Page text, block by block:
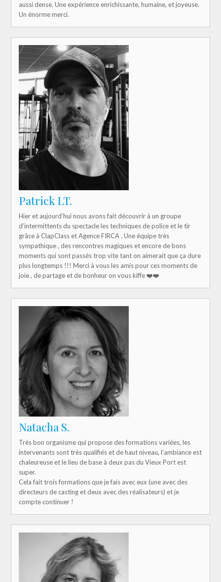
aussi dense. Une expérience enrichissante, humaine, et joyeuse.
Un énorme merci.
Patrick LT.
Hier et aujourd’hui nous avons fait découvrir à un groupe
d’intermittents du spectacle les techniques de police et le tir
grâce à ClapClass et Agence FIRCA . Une équipe très
sympathique , des rencontres magiques et encore de bons
moments qui sont passés trop vite tant on aimerait que ça dure
plus longtemps !!! Merci à vous les amis pour ces moments de
joie , de partage et de bonheur on vous kiffe ❤️❤️
Natacha S.
Très bon organisme qui propose des formations variées, les
intervenants sont très qualifiés et de haut niveau, l’ambiance est
chaleureuse et le lieu de base à deux pas du Vieux Port est
super.
Cela fait trois formations que je fais avec eux (une avec des
directeurs de casting et deux avec des réalisateurs) et je
compte continuer !